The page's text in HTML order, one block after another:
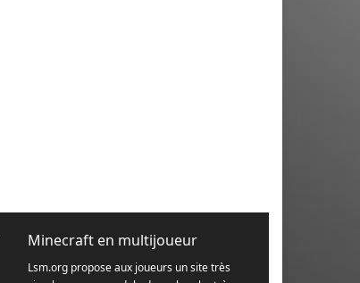
Minecraft en multijoueur
Lsm.org propose aux joueurs un site très